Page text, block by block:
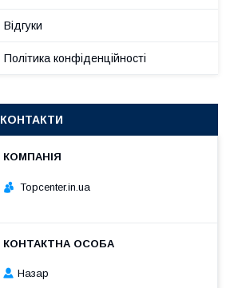
Відгуки
Політика конфіденційності
КОНТАКТИ
Topcenter.in.ua
Назар